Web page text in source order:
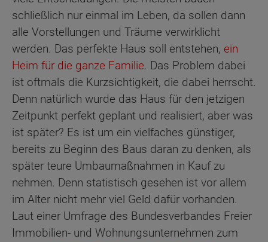
schließlich nur einmal im Leben, da sollen dann
alle Vorstellungen und Träume verwirklicht
werden. Das perfekte Haus soll entstehen, ein
Heim für die ganze Familie. Das Problem dabei
ist oftmals die Kurzsichtigkeit, die dabei herrscht.
Denn natürlich wurde das Haus für den jetzigen
Zeitpunkt perfekt geplant und realisiert, aber was
ist später? Es ist um ein vielfaches günstiger,
bereits zu Beginn des Baus daran zu denken, als
später teure Umbaumaßnahmen in Kauf zu
nehmen. Denn statistisch gesehen ist vor allem
im Alter nicht mehr viel Geld dafür vorhanden.
Laut einer Umfrage des Bundesverbandes Freier
Immobilien- und Wohnungsunternehmen zum